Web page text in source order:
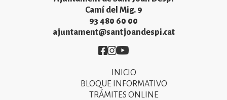
Camí del Mig. 9
93 480 60 00
ajuntament@santjoandespi.cat
Imatge
Imatge
Imatge
INICIO
BLOQUE INFORMATIVO
TRÁMITES ONLINE